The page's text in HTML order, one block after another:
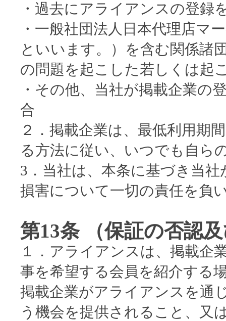
・過去にアライアンスの登録
・一般社団法人日本代理店マ
といいます。）を含む関係諸
の問題を起こした若しくは起
・その他、当社が掲載企業の
合
２．掲載企業は、最低利用期
る方法に従い、いつでも自ら
3．当社は、本条に基づき当
損害について一切の責任を負
第13条 （保証の否認
１．アライアンスは、掲載企
事を希望する会員を紹介する
掲載企業がアライアンスを通
う機会を提供されること、又